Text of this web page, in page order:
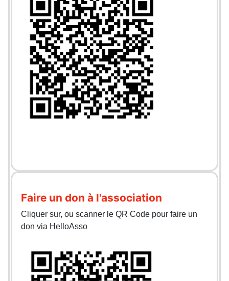
Faire un don à l'association
Cliquer sur, ou scanner le QR Code pour faire un
don via HelloAsso